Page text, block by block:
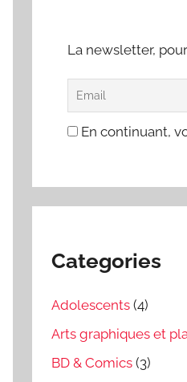
La newsletter,
En continuant,
Categories
Adolescents (4)
Arts graphiques et
BD & Comics (3)